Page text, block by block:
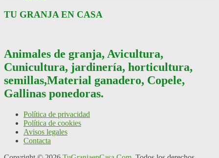
TU GRANJA EN CASA
Animales de granja, Avicultura,
Cunicultura, jardinería, horticultura,
semillas,Material ganadero, Copele,
Gallinas ponedoras.
Política de privacidad
Política de cookies
Avisos legales
Contacta